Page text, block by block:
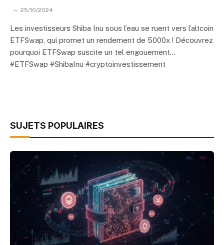
25/10/2024
Les investisseurs Shiba Inu sous l’eau se ruent vers l’altcoin
ETFSwap, qui promet un rendement de 5000x ! Découvrez
pourquoi ETFSwap suscite un tel engouement…
#ETFSwap #ShibaInu #cryptoinvestissement
SUJETS POPULAIRES